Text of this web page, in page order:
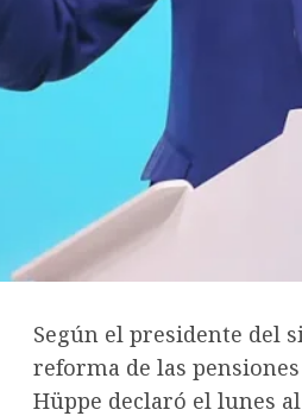
Según el presidente del
reforma de las
Hüppe declaró el lunes